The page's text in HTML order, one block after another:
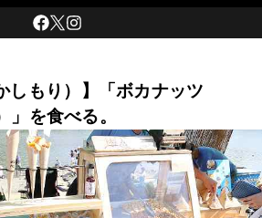
しもり）】「ボカナッツ
」を食べる。